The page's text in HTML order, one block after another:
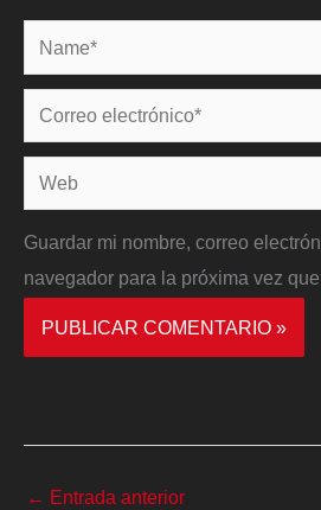
Name*
Correo
electrónico*
Web
Guardar mi nombre, correo
navegador para la próxima vez
← Entrada anterior